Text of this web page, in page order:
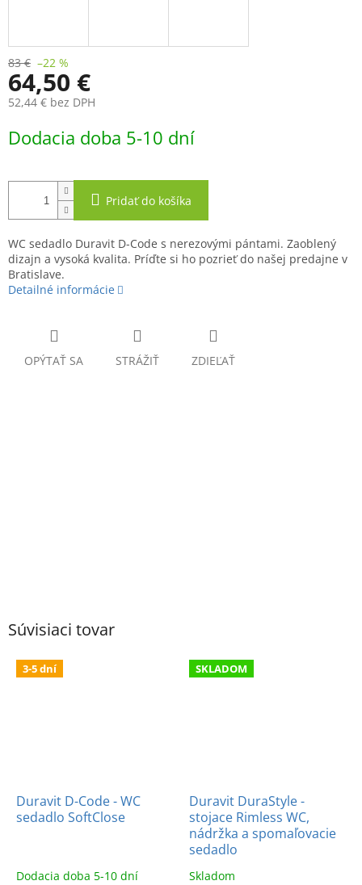
83 € –22 %
64,50 €
52,44 € bez DPH
cena:
Dodacia doba 5-10 dní
Pridať do košíka
WC sedadlo Duravit D-Code s nerezovými pántami. Zaoblený
dizajn a vysoká kvalita. Príďte si ho pozrieť do našej predajne v
Bratislave.
Detailné informácie
OPÝTAŤ SA STRÁŽIŤ ZDIEĽAŤ
Súvisiaci tovar
3-5 dní
Duravit D-Code - WC
sedadlo SoftClose
Dodacia doba 5-10 dní
SKLADOM
Duravit DuraStyle -
stojace Rimless WC,
nádržka a spomaľovacie
sedadlo
Skladom